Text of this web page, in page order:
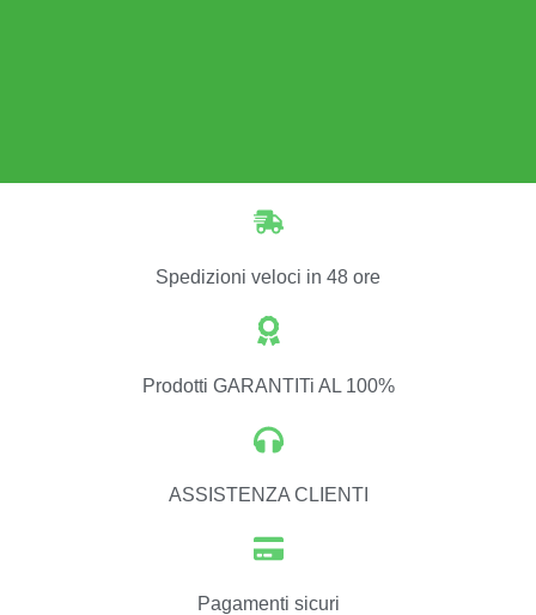
Spedizioni veloci in 48 ore
Prodotti GARANTITi AL 100%
ASSISTENZA CLIENTI
Pagamenti sicuri